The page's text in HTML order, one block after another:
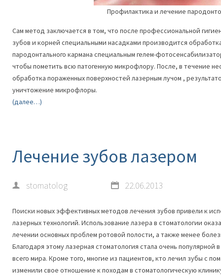
Профилактика и лечение
Сам метод заключается в том, что после профессиональной
зубов и корней специальными насадками производится
пародонтального кармана специальным гелем-
чтобы пометить всю патогенную микрофлору. После, в течение
обработка пораженных поверхностей лазерным лучом ,
уничтожение микрофлоры.
(далее…)
Лечение зубов лазером
stomatolog 22.06.2013
Поиски новых эффективных методов лечения зубов привели к
лазерных технологий. Использование лазера в стоматологии
лечении основных проблем ротовой полости, а также менее
Благодаря этому лазерная стоматология стала очень популярной
всего мира. Кроме того, многие из пациентов, кто лечил зубы с
изменили свое отношение к походам в стоматологическую